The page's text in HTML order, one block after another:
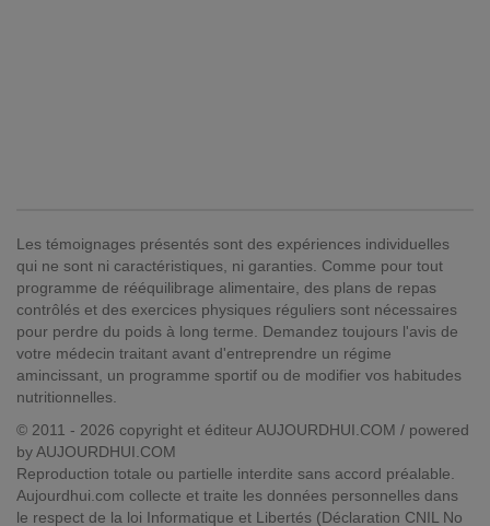
Les témoignages présentés sont des expériences individuelles
qui ne sont ni caractéristiques, ni garanties. Comme pour tout
programme de rééquilibrage alimentaire, des plans de repas
contrôlés et des exercices physiques réguliers sont nécessaires
pour perdre du poids à long terme. Demandez toujours l'avis de
votre médecin traitant avant d'entreprendre un régime
amincissant, un programme sportif ou de modifier vos habitudes
nutritionnelles.
© 2011 - 2026 copyright et éditeur AUJOURDHUI.COM / powered
by AUJOURDHUI.COM
Reproduction totale ou partielle interdite sans accord préalable.
Aujourdhui.com collecte et traite les données personnelles dans
le respect de la loi Informatique et Libertés (Déclaration CNIL No